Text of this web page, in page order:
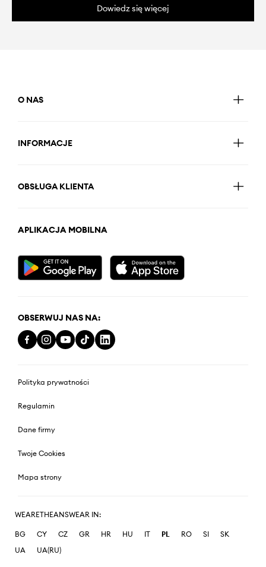
Dowiedz się więcej
O NAS
INFORMACJE
OBSŁUGA KLIENTA
APLIKACJA MOBILNA
OBSERWUJ NAS NA:
Polityka prywatności
Regulamin
Dane firmy
Twoje Cookies
Mapa strony
WEARETHEANSWEAR IN:
BG CY CZ GR HR HU IT PL RO SI
SK
UA
UA(RU)